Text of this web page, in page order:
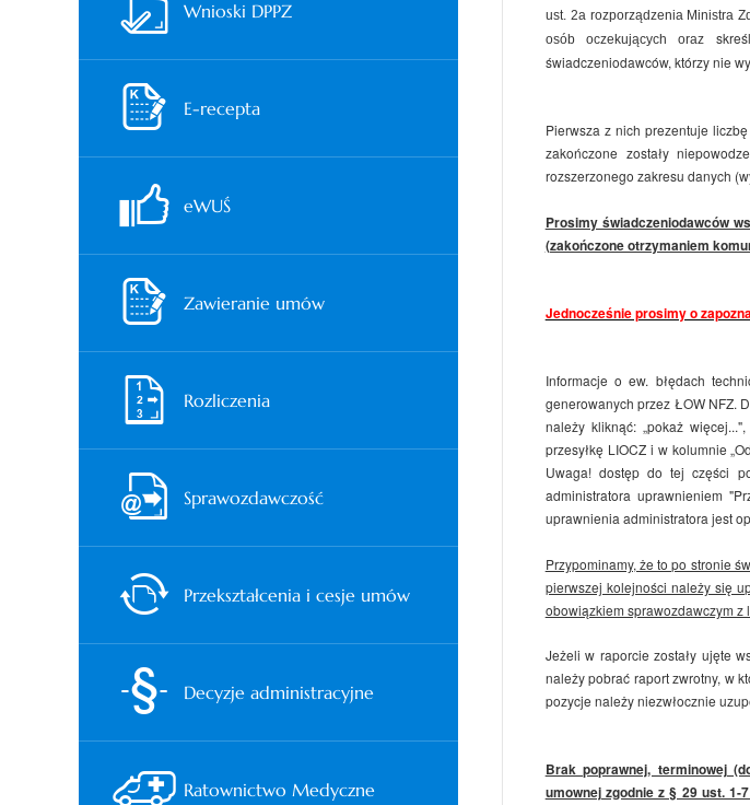
ust. 2a rozporządzenia Ministra
osób oczekujących oraz
świadczeniodawców, którzy nie
Pierwsza z nich prezentuje
zakończone zostały
rozszerzonego zakresu danych
Prosimy świadczeniodawców
(zakończone otrzymaniem
Jednocześnie prosimy o
Informacje o ew. błędach
generowanych przez ŁOW NFZ.
należy kliknąć: „pokaż
przesyłkę LIOCZ i w kolumnie
Uwaga! dostęp do tej części
administratora uprawnieniem
uprawnienia administratora jest
Przypominamy, że to po stronie
pierwszej kolejności należy się
obowiązkiem sprawozdawczym z
Jeżeli w raporcie zostały ujęte
należy pobrać raport zwrotny, w
pozycje należy niezwłocznie
Brak poprawnej, terminowej
umownej zgodnie z § 29 ust.
Wnioski DPPZ
E-recepta
eWUŚ
Zawieranie umów
Rozliczenia
Sprawozdawczość
Przekształcenia i cesje umów
Decyzje administracyjne
Ratownictwo Medyczne